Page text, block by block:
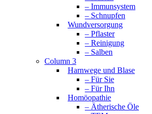
– Immunsystem
– Schnupfen
Wundversorgung
– Pflaster
– Reinigung
– Salben
Column 3
Harnwege und Blase
– Für Sie
– Für Ihn
Homöopathie
– Ätherische Öle